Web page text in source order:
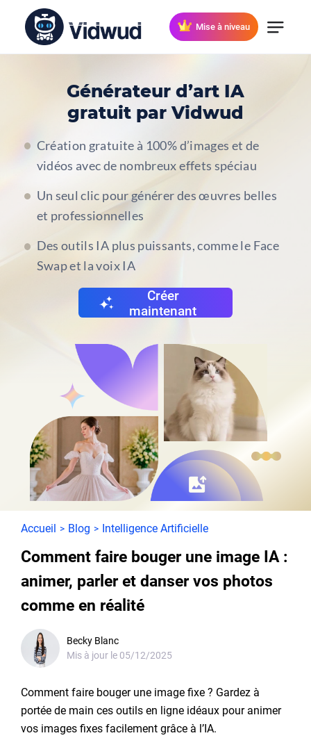
Mise à niveau
Générateur d’art IA
gratuit par Vidwud
Création gratuite à 100% d’images et de
vidéos avec de nombreux effets spéciau
Un seul clic pour générer des œuvres belles
et professionnelles
Des outils IA plus puissants, comme le Face
Swap et la voix IA
Créer
maintenant
Accueil > Blog > Intelligence Artificielle
Comment faire bouger une image IA :
animer, parler et danser vos photos
comme en réalité
Becky Blanc
Mis à jour le 05/12/2025
Comment faire bouger une image fixe ? Gardez à
portée de main ces outils en ligne idéaux pour animer
vos images fixes facilement grâce à l’IA.